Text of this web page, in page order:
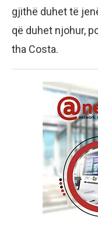
gjithë duhet të
që duhet njohur,
tha Costa.